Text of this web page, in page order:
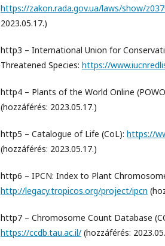
https://zakon.rada.gov.ua/laws/show/
2023.05.17.)
http3 – International Union for
Threatened Species: https://
http4 – Plants of the World Online
(hozzáférés: 2023.05.17.)
http5 – Catalogue of Life (CoL): https://
(hozzáférés: 2023.05.17.)
http6 – IPCN: Index to Plant
http://legacy.tropicos.org/project/ipcn
http7 – Chromosome Count Database
https://ccdb.tau.ac.il/ (hozzáférés: